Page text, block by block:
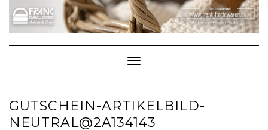
content
Toggle Navigation
GUTSCHEIN-ARTIKELBILD-
NEUTRAL@2A134143